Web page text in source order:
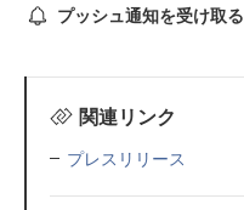
プッシュ通知を受け取る
関連リンク
プレスリリース